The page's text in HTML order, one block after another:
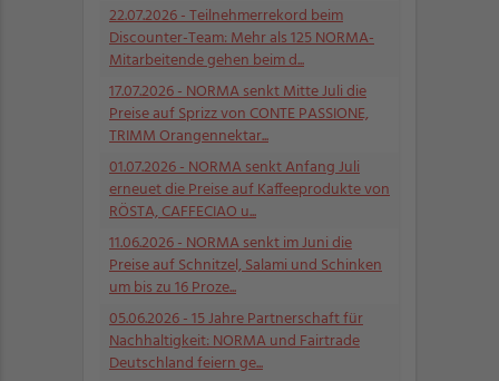
22.07.2026- Teilnehmerrekord beim
Discounter-Team: Mehr als 125 NORMA-
Mitarbeitende gehen beim d...
17.07.2026- NORMA senkt Mitte Juli die
Preise auf Sprizz von CONTE PASSIONE,
TRIMM Orangennektar...
01.07.2026- NORMA senkt Anfang Juli
erneuet die Preise auf Kaffeeprodukte von
RÖSTA, CAFFECIAO u...
11.06.2026- NORMA senkt im Juni die
Preise auf Schnitzel, Salami und Schinken
um bis zu 16 Proze...
05.06.2026- 15 Jahre Partnerschaft für
Nachhaltigkeit: NORMA und Fairtrade
Deutschland feiern ge...